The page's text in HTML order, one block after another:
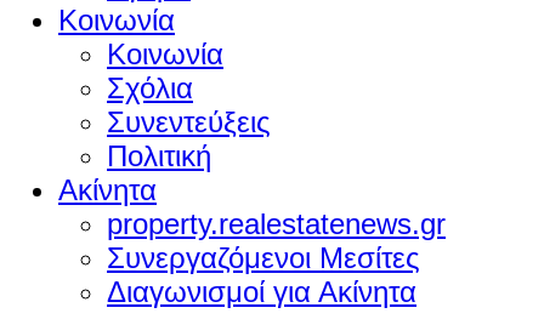
Κοινωνία
Κοινωνία
Σχόλια
Συνεντεύξεις
Πολιτική
Ακίνητα
property.realestatenews.gr
Συνεργαζόμενοι Μεσίτες
Διαγωνισμοί για Ακίνητα